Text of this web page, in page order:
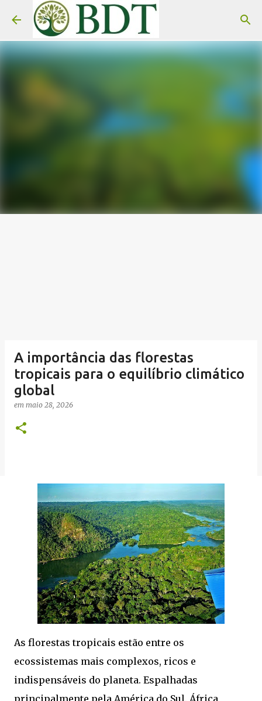
Pular para o conteúdo principal
A importância das florestas
tropicais para o equilíbrio climático
global
em maio 28, 2026
As florestas tropicais estão entre os
ecossistemas mais complexos, ricos e
indispensáveis do planeta. Espalhadas
principalmente pela América do Sul, África